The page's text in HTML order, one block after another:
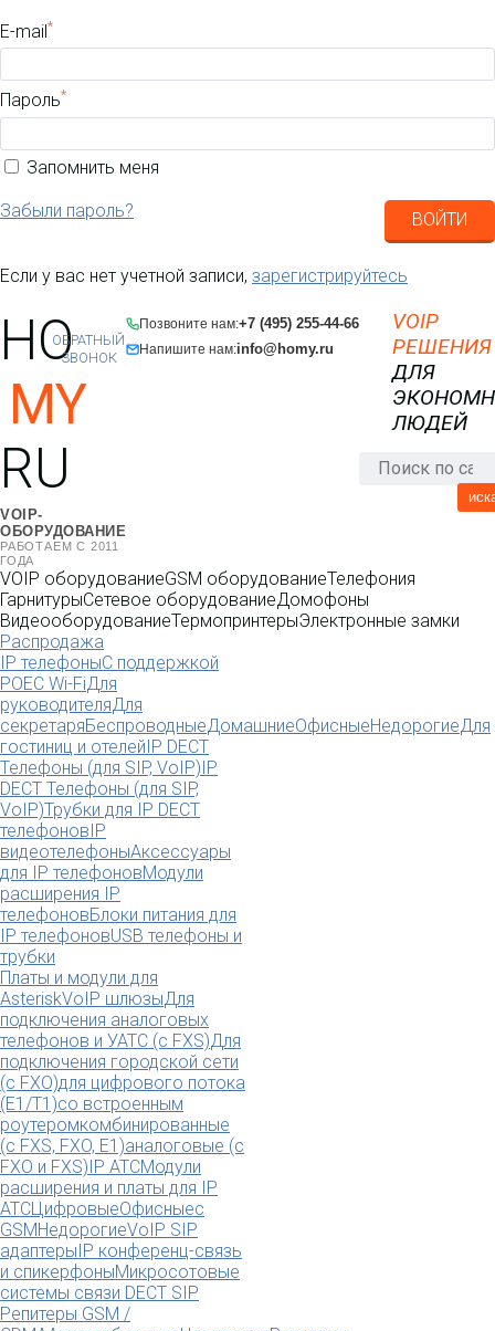
E-mail *
Пароль*
Запомнить меня
Забыли пароль? ВОЙТИ
Если у вас нет учетной записи, зарегистрируйтесь
HO
MY
RU
VOIP-
ОБОРУДОВАНИЕ
РАБОТАЕМ С 2011
ГОДА
Позвоните нам:+7 (495) 255-44-66
Напишите нам:info@homy.ru
ОБРАТНЫЙ
ЗВОНОК
VOIP
РЕШЕНИЯ
ДЛЯ
ЛЮДЕЙ
VOIP оборудованиеGSM оборудованиеТелефония
ГарнитурыСетевое оборудованиеДомофоны
ВидеооборудованиеТермопринтерыЭлектронные замки
Распродажа
IP телефоныС поддержкой
POEC Wi-FiДля
руководителяДля
секретаряБеспроводныеДомашниеОфисныеНедорогиеДля
гостиниц и отелейIP DECT
Телефоны (для SIP, VoIP)IP
DECT Телефоны (для SIP,
VoIP)Трубки для IP DECT
телефоновIP
видеотелефоныАксессуары
для IP телефоновМодули
расширения IP
телефоновБлоки питания для
IP телефоновUSB телефоны и
трубки
Платы и модули для
AsteriskVoIP шлюзыДля
подключения аналоговых
телефонов и УАТС (с FXS)Для
подключения городской сети
(с FXO)для цифрового потока
(E1/T1)со встроенным
роутеромкомбинированные
(c FXS, FXO, E1)аналоговые (с
FXO и FXS)IP АТСМодули
расширения и платы для IP
АТСЦифровыеОфисныес
GSMНедорогиеVoIP SIP
адаптерыIP конференц-связь
и спикерфоныМикросотовые
системы связи DECT SIP
Репитеры GSM /